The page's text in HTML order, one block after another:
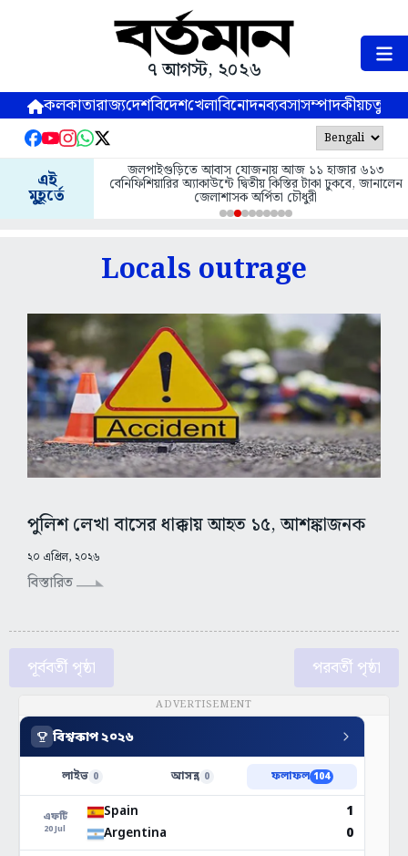
৭ আগস্ট, ২০২৬
কলকাতারাজ্যদেশবিদেশখেলাবিনোদনব্যবসাসম্পাদকীয়
এই
মুহূর্তে
জলপাইগুড়িতে আবাস যোজনায় আজ ১১ হাজার ৬১৩
বেনিফিশিয়ারির অ্যাকাউন্টে দ্বিতীয় কিস্তির টাকা ঢুকবে, জানালেন
জেলাশাসক অর্পিতা চৌধুরী
Locals outrage
পুলিশ লেখা বাসের ধাক্কায় আহত ১৫, আশঙ্কাজনক
২০ এপ্রিল, ২০২৬
বিস্তারিত
পূর্ববর্তী পৃষ্ঠা পরবর্তী পৃষ্ঠা
ADVERTISEMENT